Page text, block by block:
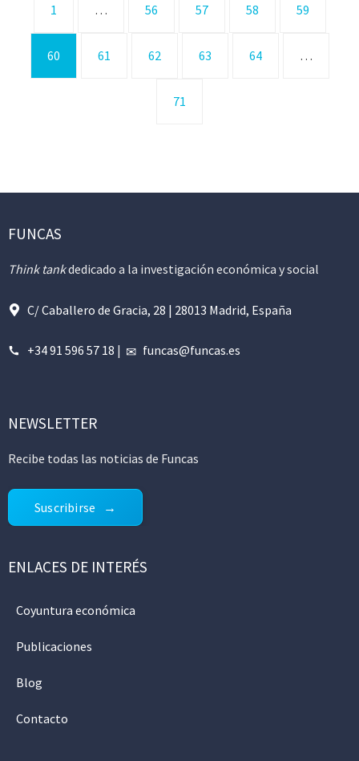
1 … 56 57 58 59
60 61 62 63 64 …
71
FUNCAS
Think tankdedicado a la investigación económica y social
C/ Caballero de Gracia, 28 | 28013 Madrid, España
+34 91 596 57 18 | funcas@funcas.es
NEWSLETTER
Recibe todas las noticias de Funcas
Suscribirse
ENLACES DE INTERÉS
Coyuntura económica
Publicaciones
Blog
Contacto